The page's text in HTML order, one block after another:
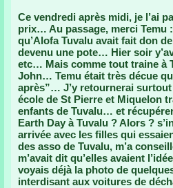
Ce vendredi après midi, je l’ai
prix… Au passage, merci Temu
qu’Alofa Tuvalu avait fait don
devenu une pote… Hier soir
etc… Mais comme tout traine à
John… Temu était très décue
après”… J’y retournerai
école de St Pierre et Miquelon
enfants de Tuvalu… et
Earth Day à Tuvalu ? Alors ?
arrivée avec les filles qui
des asso de Tuvalu, m’a
m’avait dit qu’elles avaient
voyais déjà la photo de
interdisant aux voitures de